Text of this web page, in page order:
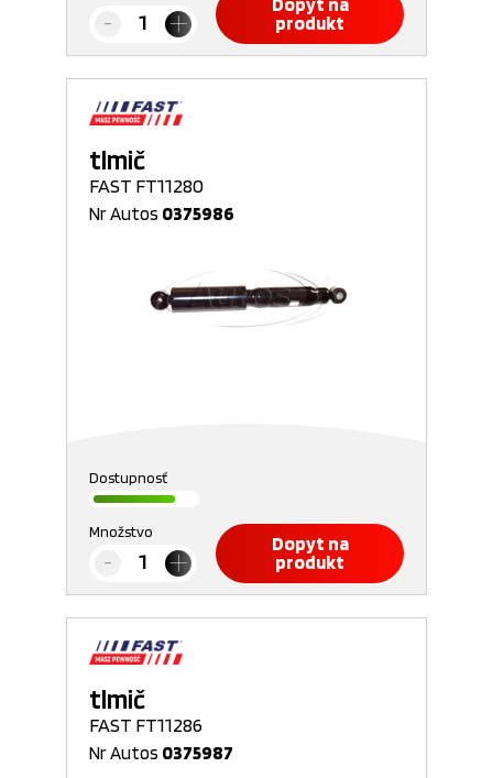
Dopyt na
produkt
tlmič
FAST FT11280
Nr Autos 0375986
Dostupnosť
Množstvo
Dopyt na
produkt
tlmič
FAST FT11286
Nr Autos 0375987